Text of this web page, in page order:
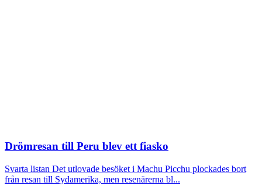
Drömresan till Peru blev ett fiasko
Svarta listan Det utlovade besöket i Machu Picchu plockades bort
från resan till Sydamerika, men resenärerna bl...